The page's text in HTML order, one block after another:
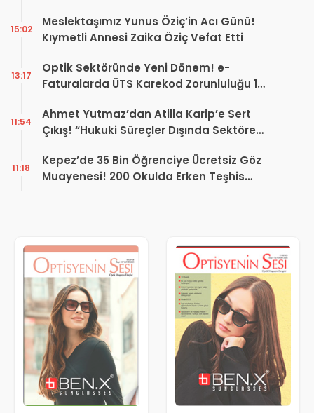
Meslektaşımız Yunus Öziç’in Acı Günü!
Kıymetli Annesi Zaika Öziç Vefat Etti
15:02
Optik Sektöründe Yeni Dönem! e-
Faturalarda ÜTS Karekod Zorunluluğu 1
13:17
Ahmet Yutmaz’dan Atilla Karip’e Sert
Çıkış! “Hukuki Süreçler Dışında Sektöre
11:54
Kepez’de 35 Bin Öğrenciye Ücretsiz Göz
Muayenesi! 200 Okulda Erken Teşhis
11:18